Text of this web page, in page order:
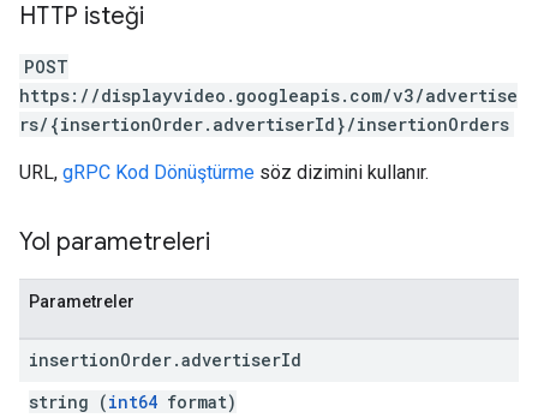
HTTP isteği
POST
https://displayvideo.googleapis.com/v3/advertise
rs/{insertionOrder.advertiserId}/insertionOrders
URL, gRPC Kod Dönüştürme söz dizimini kullanır.
Yol parametreleri
Parametreler
insertionOrder.advertiserId
string (int64 format)